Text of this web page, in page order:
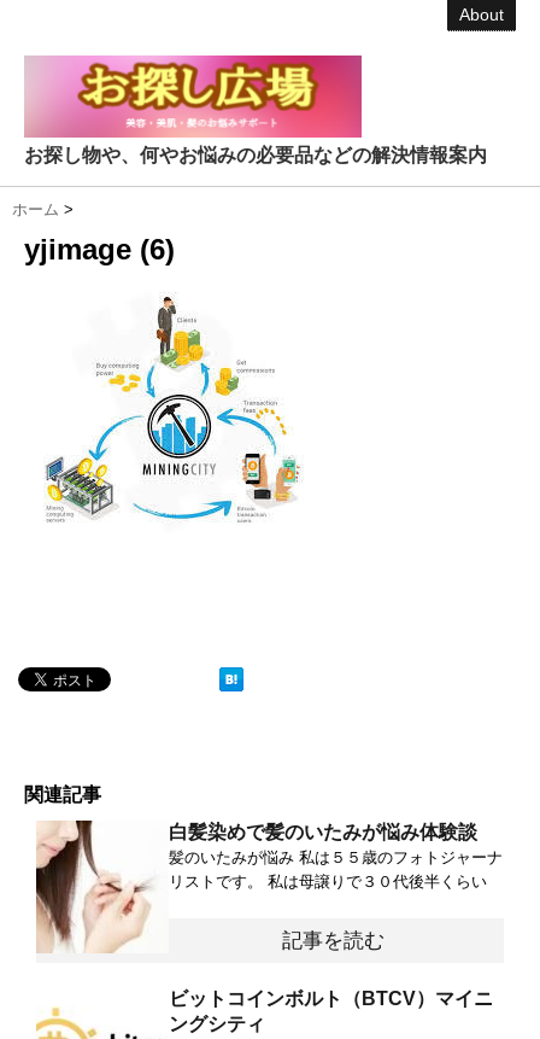
About
お探し物や、何やお悩みの必要品などの解決情報案内
ホーム >
yjimage (6)
関連記事
白髪染めで髪のいたみが悩み体験談
髪のいたみが悩み 私は５５歳のフォトジャーナ
リストです。 私は母譲りで３０代後半くらい
記事を読む
ビットコインボルト（BTCV）マイニ
ングシティ